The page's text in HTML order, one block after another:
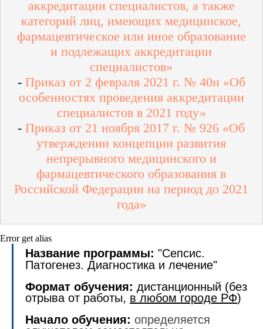
аккредитации специалистов, а также
категорий лиц, имеющих медицинское,
фармацевтическое или иное образование
и подлежащих аккредитации
специалистов»
- Приказ от 2 февраля 2021 г. № 40н «Об
особенностях проведения аккредитации
специалистов в 2021 году»
- Приказ от 21 ноября 2017 г. № 926 «Об
утверждении концепции развития
непрерывного медицинского и
фармацевтического образования в
Российской Федерации на период до 2021
года»
Error get alias
Название программы: "Сепсис.
Патогенез. Диагностика и лечение"
Формат обучения: дистанционный (без
отрыва от работы, в любом городе РФ)
Начало обучения: определяется